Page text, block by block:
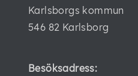
Karlsborgs kommun
546 82 Karlsborg
Besöksadress: